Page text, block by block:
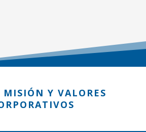
Y VALORES